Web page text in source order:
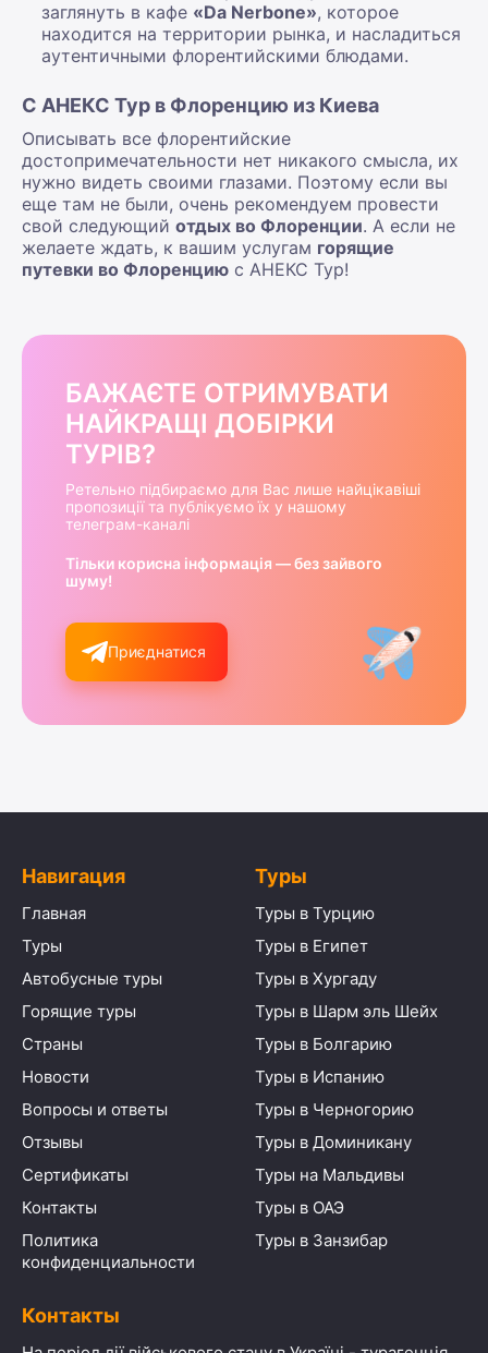
заглянуть в кафе «Da Nerbone», которое
находится на территории рынка, и насладиться
аутентичными флорентийскими блюдами.
С АНЕКС Тур в Флоренцию из Киева
Описывать все флорентийские
достопримечательности нет никакого смысла, их
нужно видеть своими глазами. Поэтому если вы
еще там не были, очень рекомендуем провести
свой следующий отдых во Флоренции. А если не
желаете ждать, к вашим услугам горящие
путевки во Флоренцию с АНЕКС Тур!
БАЖАЄТЕ ОТРИМУВАТИ
НАЙКРАЩІ ДОБІРКИ
ТУРІВ?
Ретельно підбираємо для Вас лише найцікавіші
пропозиції та публікуємо їх у нашому
телеграм-каналі
Тільки корисна інформація — без зайвого
шуму!
Приєднатися
Навигация
Главная
Туры
Автобусные туры
Горящие туры
Страны
Новости
Вопросы и ответы
Отзывы
Сертификаты
Контакты
Политика
конфиденциальности
Туры
Туры в Турцию
Туры в Египет
Туры в Хургаду
Туры в Шарм эль Шейх
Туры в Болгарию
Туры в Испанию
Туры в Черногорию
Туры в Доминикану
Туры на Мальдивы
Туры в ОАЭ
Туры в Занзибар
Контакты